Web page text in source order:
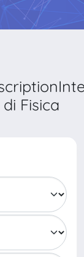
Fisica